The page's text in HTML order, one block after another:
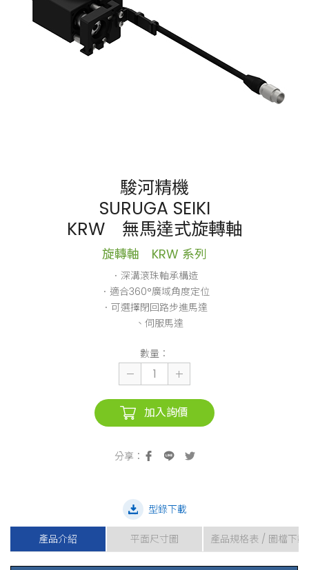
駿河精機
SURUGA SEIKI
KRW 無馬達式旋轉軸
旋轉軸 KRW 系列
．深溝滾珠軸承構造
．適合360°廣域角度定位
．可選擇閉回路步進馬達
、伺服馬達
數量：
加入詢價
產品介紹 平面尺寸圖 產品規格表 / 圖檔下載
型錄下載